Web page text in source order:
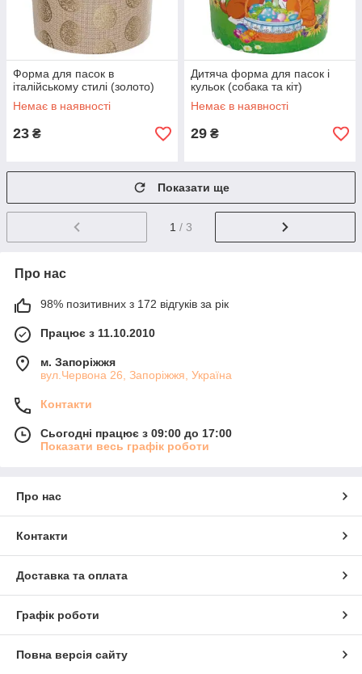
Форма для пасок в
італійському стилі (золото)
Немає в наявності
23 ₴
Дитяча форма для пасок і
кульок (собака та кіт)
Немає в наявності
29 ₴
Показати ще
1 / 3
Про нас
98% позитивних з 172 відгуків за рік
Працює з 11.10.2010
м. Запоріжжя
вул.Червона 26, Запоріжжя, Україна
Контакти
Сьогодні працює з 09:00 до 17:00
Показати весь графік роботи
Про нас
Контакти
Доставка та оплата
Графік роботи
Повна версія сайту